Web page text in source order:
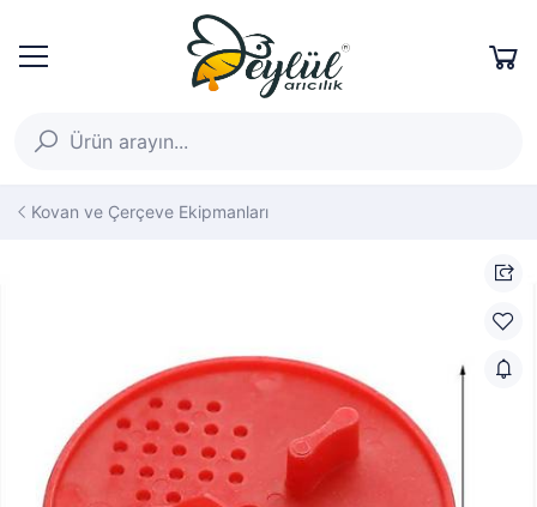
Kovan ve Çerçeve Ekipmanları